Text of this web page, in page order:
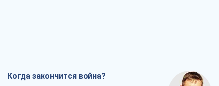
Когда закончится война?